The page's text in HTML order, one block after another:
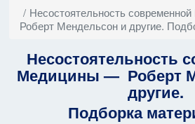
Несостоятельность
Роберт Мендельсон и другие.
Несостоятельность
Медицины — Роберт
другие.
Подборка